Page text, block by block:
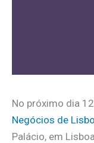
No próximo dia
Negócios de
Palácio, em